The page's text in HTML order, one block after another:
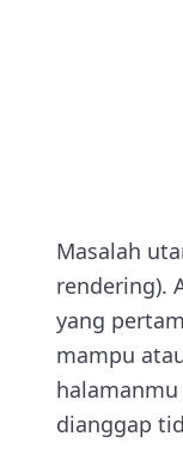
Masalah
rendering).
yang
mampu
dianggap